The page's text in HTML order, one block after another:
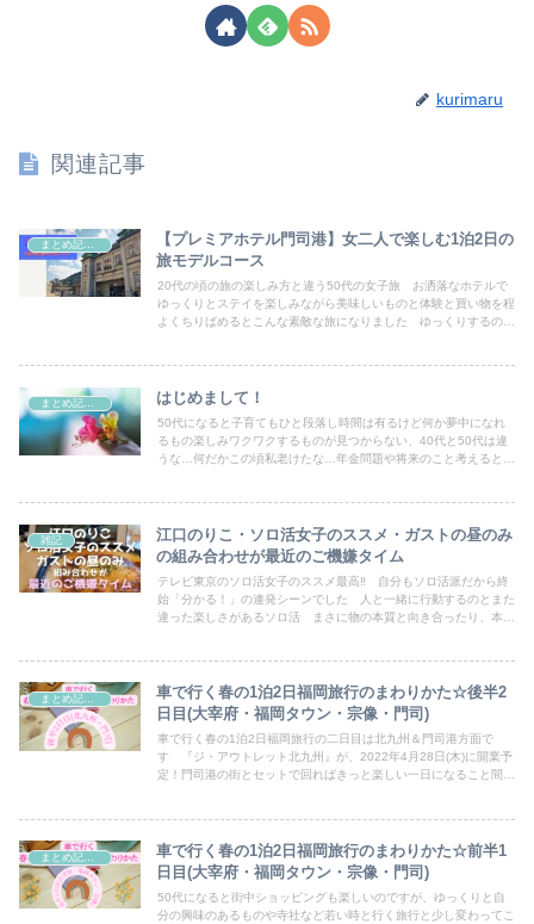
kurimaru
関連記事
【プレミアホテル門司港】女二人で楽しむ1泊2日の
旅モデルコース
20代の頃の旅の楽しみ方と違う50代の女子旅 お洒落なホテルで
ゆっくりとステイを楽しみながら美味しいものと体験と買い物を程
よくちりばめるとこんな素敵な旅になりました ゆっくりするので
はじめまして！
50代になると子育てもひと段落し時間は有るけど何か夢中になれ
るもの楽しみワクワクするものが見つからない、40代と50代は違
うな…何だかこの頃私老けたな…年金問題や将来のこと考えると胸
シンプルなものが好きそんな方への何かのヒントになれば良いなと
思っています
雑記
江口のりこ・ソロ活女子のススメ・ガストの昼のみ
の組み合わせが最近のご機嫌タイム
テレビ東京のソロ活女子のススメ最高‼ 自分もソロ活派だから終
始「分かる！」の連発シーンでした 人と一緒に行動するのとまた
違った楽しさがあるソロ活 まさに物の本質と向き合ったり、本当
車で行く春の1泊2日福岡旅行のまわりかた☆後半2
日目(大宰府・福岡タウン・宗像・門司)
車で行く春の1泊2日福岡旅行の二日目は北九州＆門司港方面で
す 『ジ・アウトレット北九州』が、2022年4月28日(木)に開業予
定！門司港の街とセットで回ればきっと楽しい一日になること間違
車で行く春の1泊2日福岡旅行のまわりかた☆前半1
日目(大宰府・福岡タウン・宗像・門司)
50代になると街中ショッピングも楽しいのですが、ゆっくりと自
分の興味のあるものや寺社など若い時と行く旅行と少し変わってこ